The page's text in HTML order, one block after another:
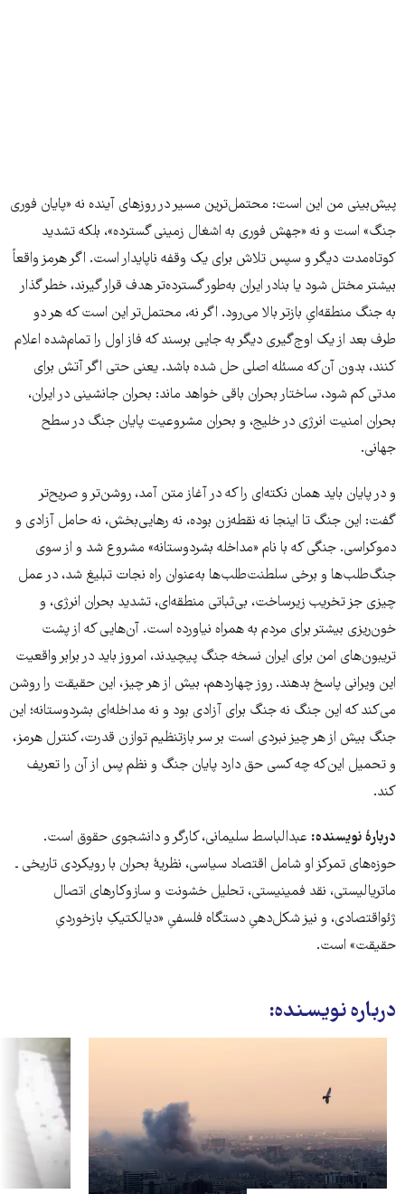
پیش‌بینی من این است: محتمل‌ترین مسیر در روزهای آینده نه «پایان فوری
جنگ» است و نه «جهش فوری به اشغال زمینی گسترده»، بلکه تشدید
کوتاه‌مدت دیگر و سپس تلاش برای یک وقفه ناپایدار است. اگر هرمز واقعاً
بیشتر مختل شود یا بنادر ایران به‌طور گسترده‌تر هدف قرار گیرند، خطر گذار
به جنگ منطقه‌ایِ بازتر بالا می‌رود. اگر نه، محتمل‌تر این است که هر دو
طرف بعد از یک اوج‌گیری دیگر به جایی برسند که فاز اول را تمام‌شده اعلام
کنند، بدون آن‌که مسئله اصلی حل شده باشد. یعنی حتی اگر آتش برای
مدتی کم شود، ساختار بحران باقی خواهد ماند: بحران جانشینی در ایران،
بحران امنیت انرژی در خلیج، و بحران مشروعیت پایان جنگ در سطح
جهانی.
و در پایان باید همان نکته‌ای را که در آغاز متن آمد، روشن‌تر و صریح‌تر
گفت: این جنگ تا اینجا نه نقطه‌زن بوده، نه رهایی‌بخش، نه حامل آزادی و
دموکراسی. جنگی که با نام «مداخله بشردوستانه» مشروع شد و از سوی
جنگ‌طلب‌ها و برخی سلطنت‌طلب‌ها به‌عنوان راه نجات تبلیغ شد، در عمل
چیزی جز تخریب زیرساخت، بی‌ثباتی منطقه‌ای، تشدید بحران انرژی، و
خون‌ریزی بیشتر برای مردم به همراه نیاورده است. آن‌هایی که از پشت
تریبون‌های امن برای ایران نسخه جنگ پیچیدند، امروز باید در برابر واقعیت
این ویرانی پاسخ بدهند. روز چهاردهم، بیش از هر چیز، این حقیقت را روشن
می‌کند که این جنگ نه جنگ برای آزادی بود و نه مداخله‌ای بشردوستانه؛ این
جنگ بیش از هر چیز نبردی است بر سر بازتنظیم توازن قدرت، کنترل هرمز،
و تحمیل این‌که چه کسی حق دارد پایان جنگ و نظم پس از آن را تعریف
کند.
دربارهٔ نویسنده: عبدالباسط سلیمانی، کارگر و دانشجوی حقوق است.
حوزه‌های تمرکز او شامل اقتصاد سیاسی، نظریهٔ بحران با رویکردی تاریخی ـ
ماتریالیستی، نقد فمینیستی، تحلیل خشونت و سازوکارهای اتصال
ژئواقتصادی، و نیز شکل‌دهیِ دستگاه فلسفیِ «دیالکتیکِ بازخوردیِ
حقیقت» است.
درباره نویسنده: